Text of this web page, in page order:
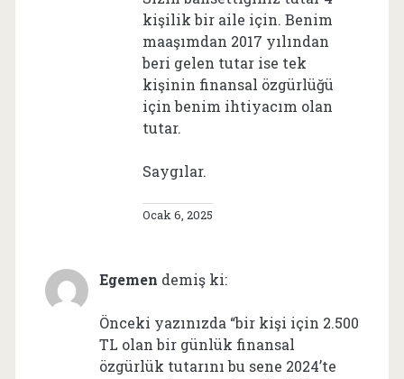
kişilik bir aile için. Benim
maaşımdan 2017 yılından
beri gelen tutar ise tek
kişinin finansal özgürlüğü
için benim ihtiyacım olan
tutar.
Saygılar.
Ocak 6, 2025
Egemen demiş ki:
Önceki yazınızda “bir kişi için 2.500
TL olan bir günlük finansal
özgürlük tutarını bu sene 2024’te